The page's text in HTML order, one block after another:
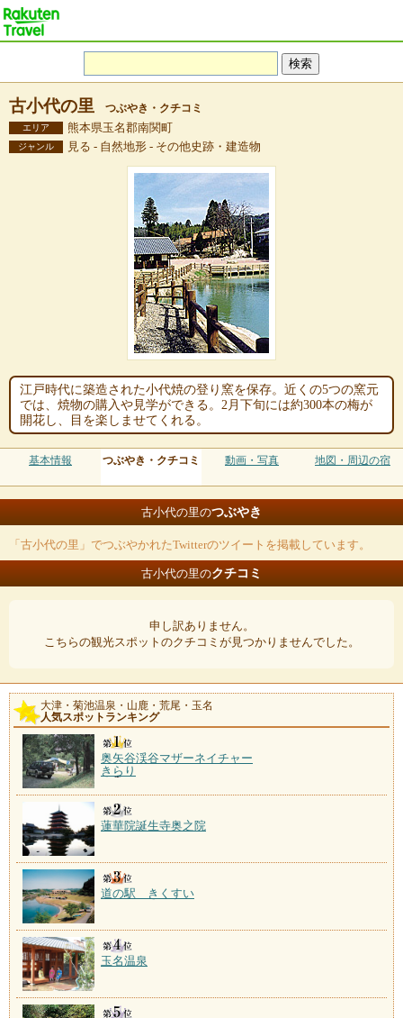
古小代の里 つぶやき・クチコミ
エリア 熊本県玉名郡南関町
ジャンル 見る - 自然地形 - その他史跡・建造物
江戸時代に築造された小代焼の登り窯を保存。近くの5つの窯元
では、焼物の購入や見学ができる。2月下旬には約300本の梅が
開花し、目を楽しませてくれる。
基本情報 つぶやき・クチコミ 動画・写真 地図・周辺の宿
古小代の里のつぶやき
「古小代の里」でつぶやかれたTwitterのツイートを掲載しています。
古小代の里のクチコミ
申し訳ありません。
こちらの観光スポットのクチコミが見つかりませんでした。
大津・菊池温泉・山鹿・荒尾・玉名
人気スポットランキング
奥矢谷渓谷マザーネイチャー
きらり
蓮華院誕生寺奥之院
道の駅 きくすい
玉名温泉